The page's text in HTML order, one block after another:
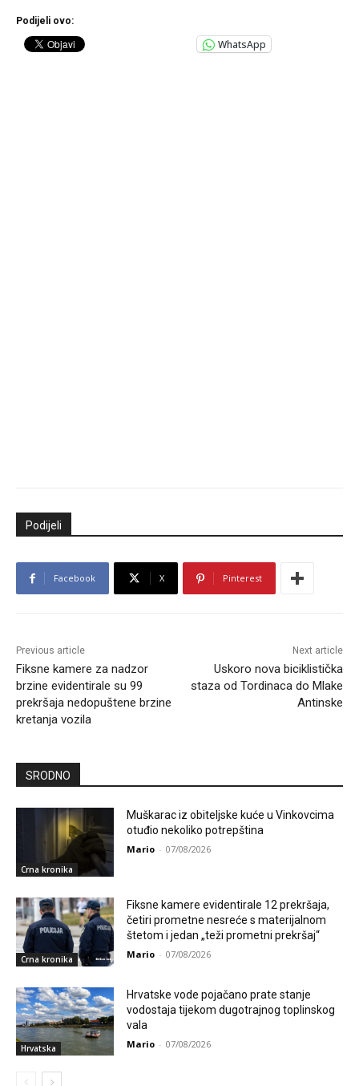
Podijeli ovo:
WhatsApp
Podijeli
Facebook X Pinterest
Previous article
Fiksne kamere za nadzor
brzine evidentirale su 99
prekršaja nedopuštene brzine
kretanja vozila
Next article
Uskoro nova biciklistička
staza od Tordinaca do Mlake
Antinske
SRODNO
Crna kronika
Muškarac iz obiteljske kuće u Vinkovcima
otuđio nekoliko potrepština
Mario - 07/08/2026
Crna kronika
Fiksne kamere evidentirale 12 prekršaja,
četiri prometne nesreće s materijalnom
štetom i jedan „teži prometni prekršaj“
Mario - 07/08/2026
Hrvatska
Hrvatske vode pojačano prate stanje
vodostaja tijekom dugotrajnog toplinskog
vala
Mario - 07/08/2026